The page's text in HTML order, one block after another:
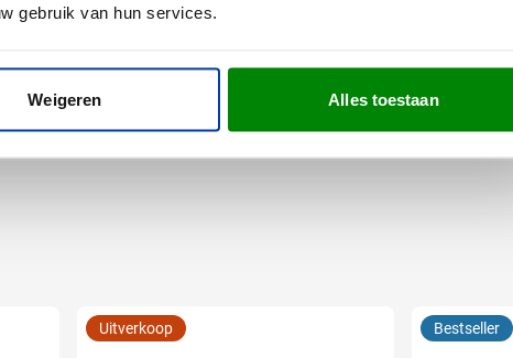
gebruik van hun services.
Weigeren Alles toestaan
Uitverkoop Bestseller